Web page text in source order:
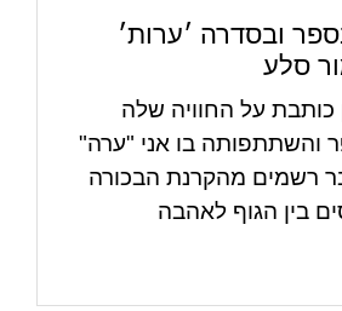
ובסדרה ׳ערות׳
סלע
כותבת על החוויה שלה
והשתתפותה בו אני "ערה"
רשמים מהקרנת הבכורה
בין הגוף לאהבה